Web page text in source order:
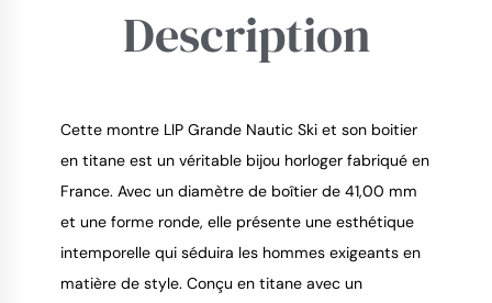
9.4
Description
Cette montre LIP Grande Nautic Ski et son boitier
en titane est un véritable bijou horloger fabriqué en
France. Avec un diamètre de boîtier de 41,00 mm
et une forme ronde, elle présente une esthétique
intemporelle qui séduira les hommes exigeants en
matière de style. Conçu en titane avec un